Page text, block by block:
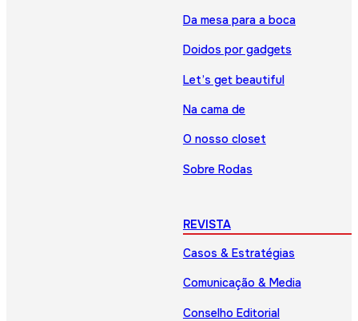
Da mesa para a boca
Doidos por gadgets
Let’s get beautiful
Na cama de
O nosso closet
Sobre Rodas
REVISTA
Casos & Estratégias
Comunicação & Media
Conselho Editorial